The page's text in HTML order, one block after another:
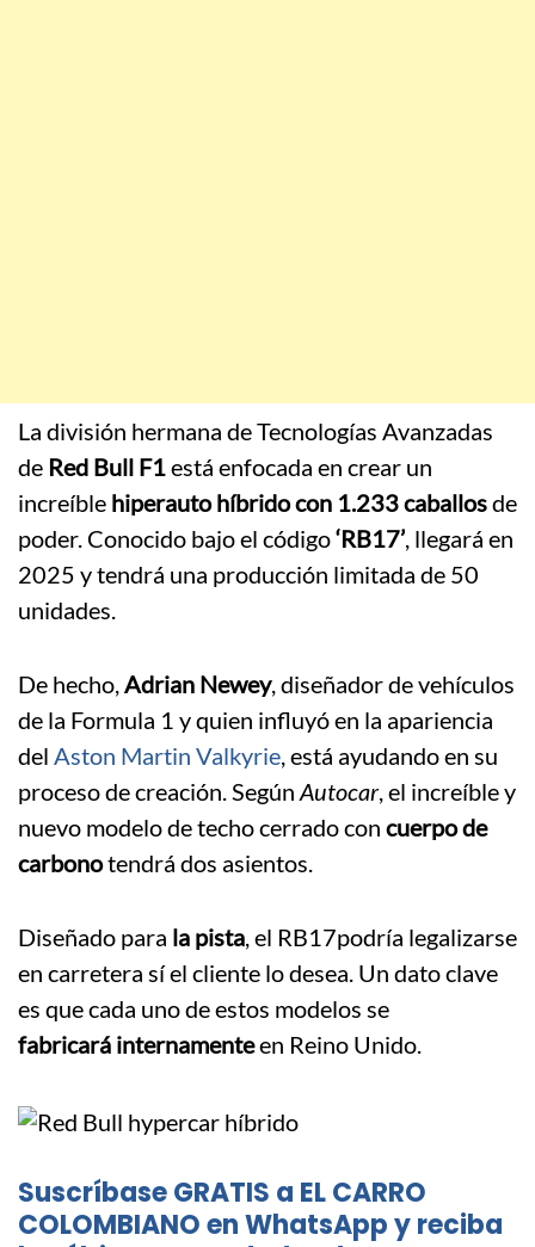
La división hermana de Tecnologías Avanzadas
de Red Bull F1está enfocada en crear un
increíble hiperauto híbrido con 1.233 caballosde
poder. Conocido bajo el código‘RB17’, llegará en
2025 y tendrá una producción limitada de 50
unidades.
De hecho,Adrian Newey, diseñador de vehículos
de la Formula 1 y quien influyó en la apariencia
del Aston Martin Valkyrie, está ayudando en su
proceso de creación. Según Autocar, el increíble y
nuevo modelo de techo cerrado con cuerpo de
carbonotendrá dos asientos.
Diseñado para la pista, el RB17podría legalizarse
en carretera sí el cliente lo desea. Un dato clave
es que cada uno de estos modelos se
fabricará internamenteen Reino Unido.
Suscríbase GRATIS a EL CARRO
COLOMBIANO en WhatsApp y reciba